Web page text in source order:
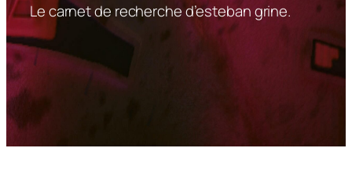
Le carnet de recherche d’esteban grine.